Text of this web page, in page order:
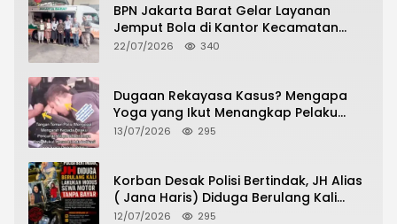
BPN Jakarta Barat Gelar Layanan
Jemput Bola di Kantor Kecamatan
Grogol Petamburan, Warga Antusias
22/07/2026 340
Dugaan Rekayasa Kasus? Mengapa
Yoga yang Ikut Menangkap Pelaku
Pencurian Toko Ponsel di Pancur Batu
13/07/2026 295
Korban Desak Polisi Bertindak, JH Alias
( Jana Haris) Diduga Berulang Kali
Lakukan Modus Sewa Motor Tanpa
12/07/2026 295